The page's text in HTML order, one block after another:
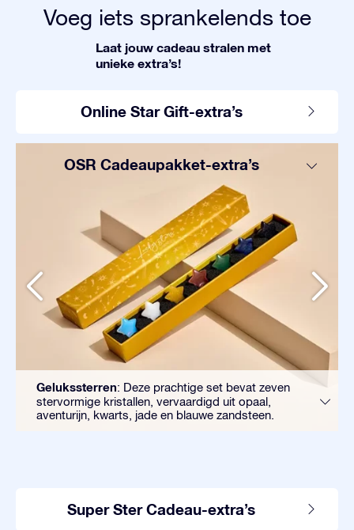
Voeg iets sprankelends toe
Laat jouw cadeau stralen met
unieke extra’s!
Online Star Gift-extra’s
OSR Cadeaupakket-extra’s
Gelukssterren: Deze prachtige set bevat zeven
stervormige kristallen, vervaardigd uit opaal,
aventurijn, kwarts, jade en blauwe zandsteen.
Super Ster Cadeau-extra’s